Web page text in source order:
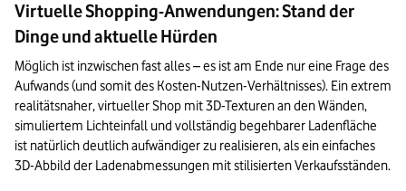
Virtuelle Shopping-Anwendungen: Stand der
Dinge und aktuelle Hürden
Möglich ist inzwischen fast alles – es ist am Ende nur eine Frage des
Aufwands (und somit des Kosten-Nutzen-Verhältnisses). Ein extrem
realitätsnaher, virtueller Shop mit 3D-Texturen an den Wänden,
simuliertem Lichteinfall und vollständig begehbarer Ladenfläche
ist natürlich deutlich aufwändiger zu realisieren, als ein einfaches